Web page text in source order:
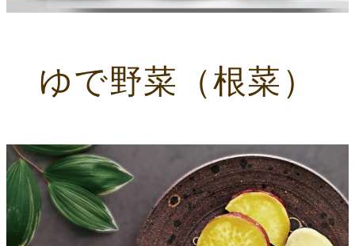
ゆで野菜（根菜）